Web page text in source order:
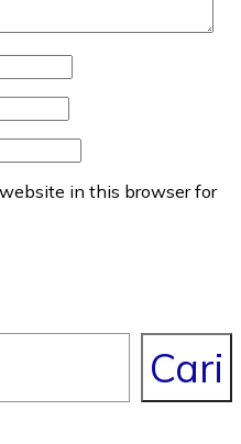
in this browser for
Cari